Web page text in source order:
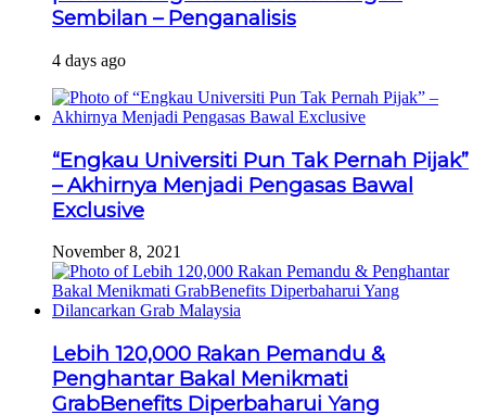
Sembilan – Penganalisis
4 days ago
“Engkau Universiti Pun Tak Pernah Pijak”
– Akhirnya Menjadi Pengasas Bawal
Exclusive
November 8, 2021
Lebih 120,000 Rakan Pemandu &
Penghantar Bakal Menikmati
GrabBenefits Diperbaharui Yang